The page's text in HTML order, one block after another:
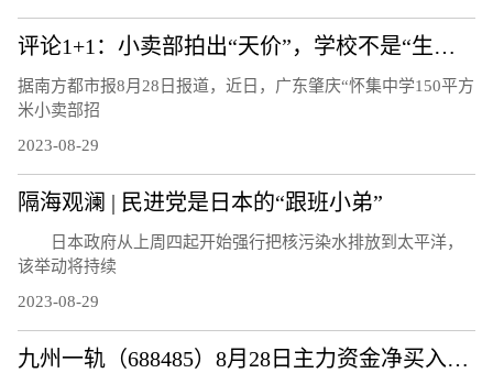
评论1+1：小卖部拍出“天价”，学校不是“生意场”
据南方都市报8月28日报道，近日，广东肇庆“怀集中学150平方
米小卖部招
2023-08-29
隔海观澜 | 民进党是日本的“跟班小弟”
日本政府从上周四起开始强行把核污染水排放到太平洋，
该举动将持续
2023-08-29
九州一轨（688485）8月28日主力资金净买入118.92万元